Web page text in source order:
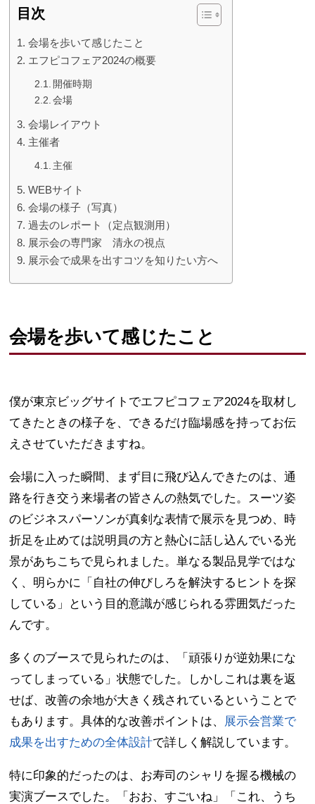
目次
会場を歩いて感じたこと
エフピコフェア2024の概要
開催時期
会場
会場レイアウト
主催者
主催
WEBサイト
会場の様子（写真）
過去のレポート（定点観測用）
展示会の専門家 清永の視点
展示会で成果を出すコツを知りたい方へ
会場を歩いて感じたこと
僕が東京ビッグサイトでエフピコフェア2024を取材し
てきたときの様子を、できるだけ臨場感を持ってお伝
えさせていただきますね。
会場に入った瞬間、まず目に飛び込んできたのは、通
路を行き交う来場者の皆さんの熱気でした。スーツ姿
のビジネスパーソンが真剣な表情で展示を見つめ、時
折足を止めては説明員の方と熱心に話し込んでいる光
景があちこちで見られました。単なる製品見学ではな
く、明らかに「自社の伸びしろを解決するヒントを探
している」という目的意識が感じられる雰囲気だった
んです。
多くのブースで見られたのは、「頑張りが逆効果にな
ってしまっている」状態でした。しかしこれは裏を返
せば、改善の余地が大きく残されているということで
もあります。具体的な改善ポイントは、 展示会営業で
成果を出すための全体設計で詳しく解説しています。
特に印象的だったのは、お寿司のシャリを握る機械の
実演ブースでした。「おお、すごいね」「これ、うち